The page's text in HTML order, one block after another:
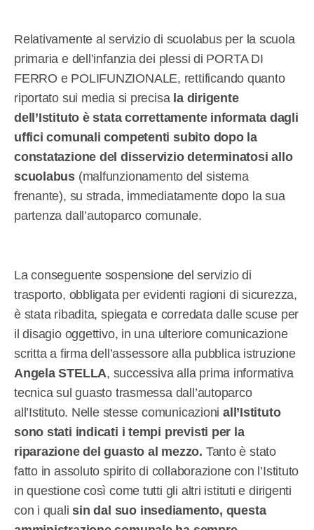
Relativamente al servizio di scuolabus per la scuola
primaria e dell’infanzia dei plessi di PORTA DI
FERRO e POLIFUNZIONALE, rettificando quanto
riportato sui media si precisa la dirigente
dell’Istituto è stata correttamente informata dagli
uffici comunali competenti subito dopo la
constatazione del disservizio determinatosi allo
scuolabus (malfunzionamento del sistema
frenante), su strada, immediatamente dopo la sua
partenza dall’autoparco comunale.
La conseguente sospensione del servizio di
trasporto, obbligata per evidenti ragioni di sicurezza,
è stata ribadita, spiegata e corredata dalle scuse per
il disagio oggettivo, in una ulteriore comunicazione
scritta a firma dell’assessore alla pubblica istruzione
Angela STELLA, successiva alla prima informativa
tecnica sul guasto trasmessa dall’autoparco
all’Istituto. Nelle stesse comunicazioni all’Istituto
sono stati indicati i tempi previsti per la
riparazione del guasto al mezzo. Tanto è stato
fatto in assoluto spirito di collaborazione con l’Istituto
in questione così come tutti gli altri istituti e dirigenti
con i qualisin dal suo insediamento, questa